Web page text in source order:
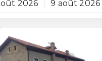
2026 9 août 2026